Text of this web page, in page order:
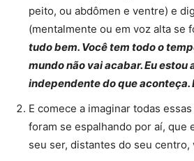
peito, ou abdômen e ventre) e
(mentalmente ou em voz alta se
tudo bem. Você tem todo o
mundo não vai acabar. Eu estou
independente do que aconteça.
E comece a imaginar todas
foram se espalhando por aí, que
seu ser, distantes do seu centro,